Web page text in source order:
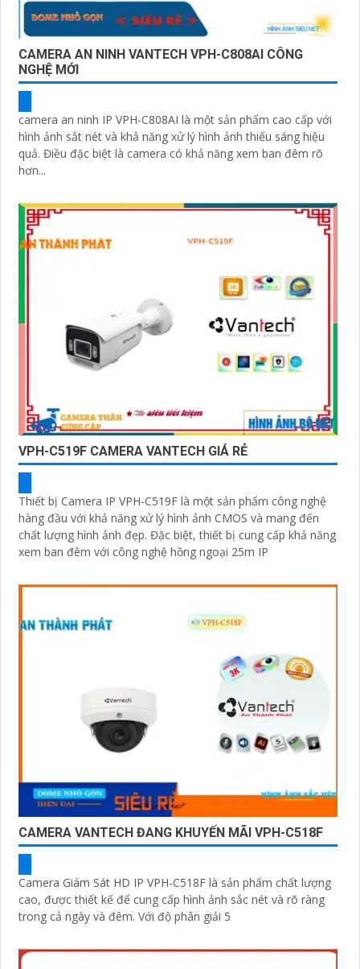
CAMERA AN NINH VANTECH VPH-C808AI CÔNG
NGHỆ MỚI
camera an ninh IP VPH-C808AI là một sản phẩm cao cấp với
hình ảnh sắt nét và khả năng xử lý hình ảnh thiếu sáng hiệu
quả. Điều đặc biệt là camera có khả năng xem ban đêm rõ
hơn...
VPH-C519F CAMERA VANTECH GIÁ RẺ
Thiết bị Camera IP VPH-C519F là một sản phẩm công nghệ
hàng đầu với khả năng xử lý hình ảnh CMOS và mang đến
chất lượng hình ảnh đẹp. Đặc biệt, thiết bị cung cấp khả năng
xem ban đêm với công nghệ hồng ngoại 25m IP
CAMERA VANTECH ĐANG KHUYẾN MÃI VPH-C518F
Camera Giám Sát HD IP VPH-C518F là sản phẩm chất lượng
cao, được thiết kế để cung cấp hình ảnh sắc nét và rõ ràng
trong cả ngày và đêm. Với độ phân giải 5